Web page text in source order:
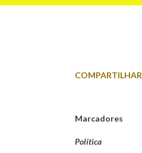
COMPARTILHAR
Marcadores
Política